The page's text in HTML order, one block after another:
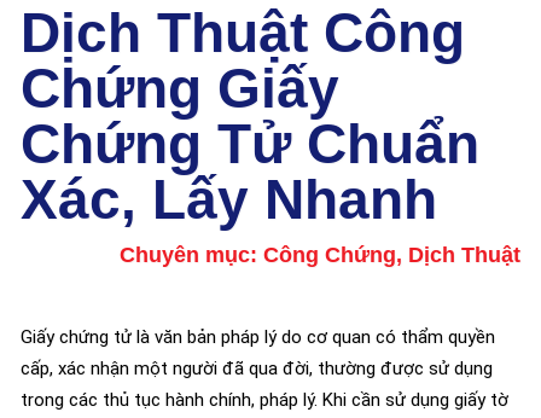
Dịch Thuật Công
Chứng Giấy
Chứng Tử Chuẩn
Xác, Lấy Nhanh
Chuyên mục: Công Chứng, Dịch Thuật
Giấy chứng tử là văn bản pháp lý do cơ quan có thẩm quyền
cấp, xác nhận một người đã qua đời, thường được sử dụng
trong các thủ tục hành chính, pháp lý. Khi cần sử dụng giấy tờ